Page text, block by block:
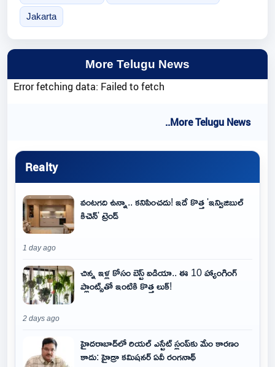
Jakarta
More Telugu News
Error fetching data: Failed to fetch
..More Telugu News
Realty
వంటగది ఉన్నా.. కనిపించదు! ఇదే కొత్త 'ఇన్విజిబుల్
కిచెన్' ట్రెండ్
1 day ago
చిన్న ఇళ్ల కోసం బెస్ట్ ఐడియా.. ఈ 10 హ్యాంగింగ్
ప్లాంట్స్‌తో ఇంటికి కొత్త లుక్!
2 days ago
హైదరాబాద్‌లో రియల్ ఎస్టేట్ స్లంప్‌కు మేం కారణం
కాదు: హైడ్రా కమిషనర్ ఏవీ రంగనాథ్